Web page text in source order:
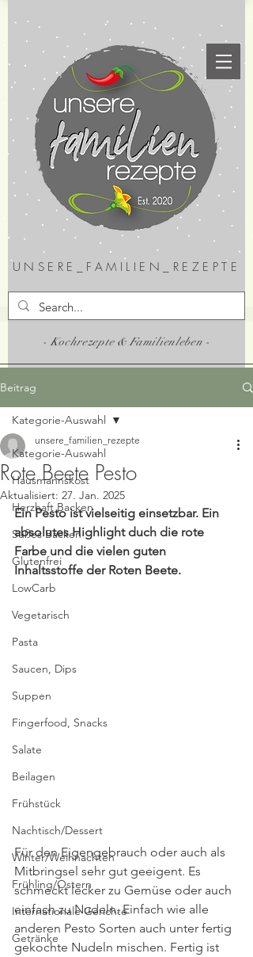
UNSERE_FAMILIEN_REZEPTE
- Kochrezepte & Familienleben -
Beitrag
Kategorie-Auswahl
Hausmannskost
Herzhaft Backen
Süßes Backen
Glutenfrei
LowCarb
Vegetarisch
Pasta
Saucen, Dips
Suppen
Fingerfood, Snacks
Salate
Beilagen
Frühstück
Nachtisch/Dessert
Winter/Weihnachten
Frühling/Ostern
Internationale Gerichte
Getränke
Kategorie-Auswahl
Rote Beete Pesto
unsere_familien_rezepte
Aktualisiert: 27. Jan. 2025
Ein Pesto ist vielseitig einsetzbar. Ein
absolutes Highlight duch die rote
Farbe und die vielen guten
Inhaltsstoffe der Roten Beete.
Für den Eigengebrauch oder auch als
Mitbringsel sehr gut geeigent. Es
schmeckt lecker zu Gemüse oder auch
einfach zu Nudeln. Einfach wie alle
anderen Pesto Sorten auch unter fertig
gekochte Nudeln mischen. Fertig ist